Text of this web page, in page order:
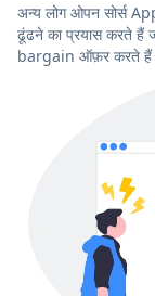
अन्य लोग ओपन सोर्स
ढूंढने का प्रयास करते
bargain ऑफ़र करते